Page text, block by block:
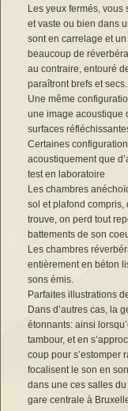
Les yeux fermés,
et vaste ou bien dans
sont en carrelage et
beaucoup de
au contraire, entouré
paraîtront brefs et secs.
Une même
une image acoustique
surfaces
Certaines
acoustiquement que
test en laboratoire
Les chambres
sol et plafond compris,
trouve, on perd tout
battements de son
Les chambres
entièrement en béton
sons émis.
Parfaites illustrations
Dans d’autres cas, la
étonnants: ainsi
tambour, et en
coup pour s’estomper
focalisent le son en
dans une ces salles
gare centrale à